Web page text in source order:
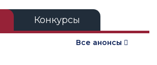
Подробнее
Конкурсы
Все анонсы